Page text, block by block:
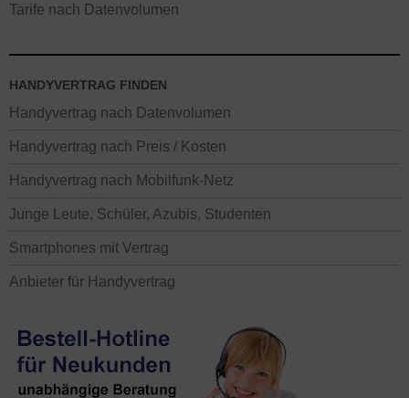
Tarife nach Datenvolumen
HANDYVERTRAG FINDEN
Handyvertrag nach Datenvolumen
Handyvertrag nach Preis / Kosten
Handyvertrag nach Mobilfunk-Netz
Junge Leute, Schüler, Azubis, Studenten
Smartphones mit Vertrag
Anbieter für Handyvertrag